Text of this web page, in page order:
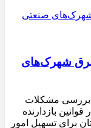
برق شهرک‌های
بررسی مشکلات
بازدارنده
برای تسهیل امور